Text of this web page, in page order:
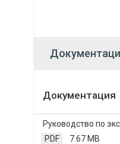
Документация
Руководство по
PDF
7.67 MB